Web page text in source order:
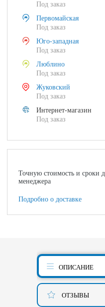
Под заказ
Первомайская
Под заказ
Юго-западная
Под заказ
Люблино
Под заказ
Жуковский
Под заказ
Интернет-магазин
Под заказ
Точную стоимость и сроки
менеджера
Подробно о доставке
ОПИСАНИЕ
ОТЗЫВЫ